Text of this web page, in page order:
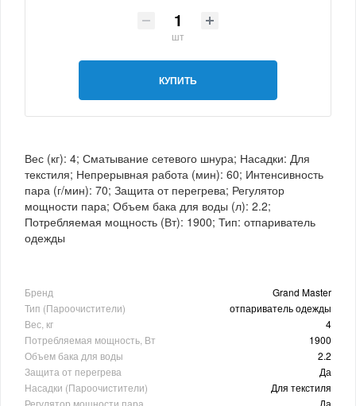
шт
КУПИТЬ
Вес (кг): 4; Сматывание сетевого шнура; Насадки: Для
текстиля; Непрерывная работа (мин): 60; Интенсивность
пара (г/мин): 70; Защита от перегрева; Регулятор
мощности пара; Объем бака для воды (л): 2.2;
Потребляемая мощность (Вт): 1900; Тип: отпариватель
одежды
Бренд
Grand Master
Тип (Пароочистители)
отпариватель одежды
Вес, кг
4
Потребляемая мощность, Вт
1900
Объем бака для воды
2.2
Защита от перегрева
Да
Насадки (Пароочистители)
Для текстиля
Регулятор мощности пара
Да